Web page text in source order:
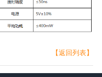
【返回列表】